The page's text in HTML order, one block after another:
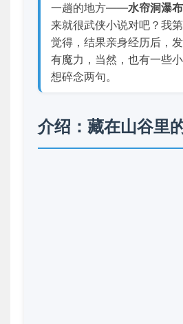
一趟的地方——水帘洞瀑布
来就很武侠小说对吧？我
觉得，结果亲身经历后，
有魔力，当然，也有一些
想碎念两句。
介绍：藏在山谷里